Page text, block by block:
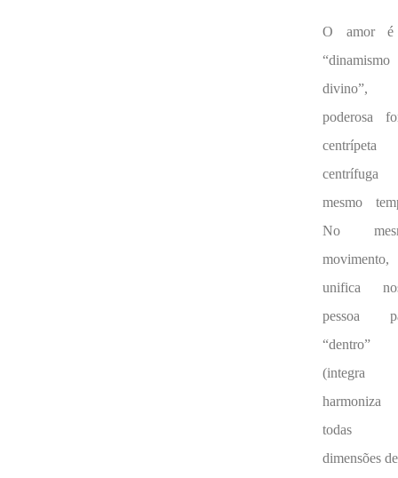
O amor
“dinamismo
divino”,
poderosa
centrífuga
mesmo
No
movimento,
unifica
pessoa
“dentro”
harmoniza
todas
dimensões de